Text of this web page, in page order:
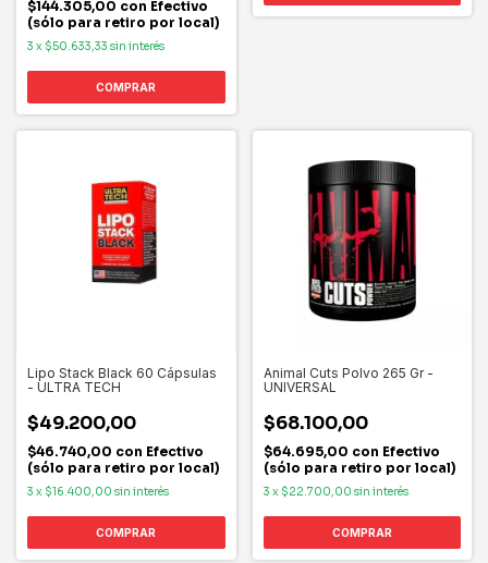
$144.305,00 con Efectivo
(sólo para retiro por local)
3 x $50.633,33 sin interés
Lipo Stack Black 60 Cápsulas
- ULTRA TECH
$49.200,00
$46.740,00 con Efectivo
(sólo para retiro por local)
3 x $16.400,00 sin interés
Animal Cuts Polvo 265 Gr -
UNIVERSAL
$68.100,00
$64.695,00 con Efectivo
(sólo para retiro por local)
3 x $22.700,00 sin interés